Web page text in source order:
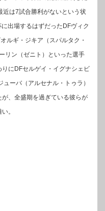
近は7試合勝利がないという状
出場するはずだったDFヴィク
ルギ・ジキア（スパルタク・
リン（ゼニト）といった選手
にDFセルゲイ・イグナシェビ
ーバ（アルセナル・トゥラ）
、全盛期を過ぎている彼らが
。